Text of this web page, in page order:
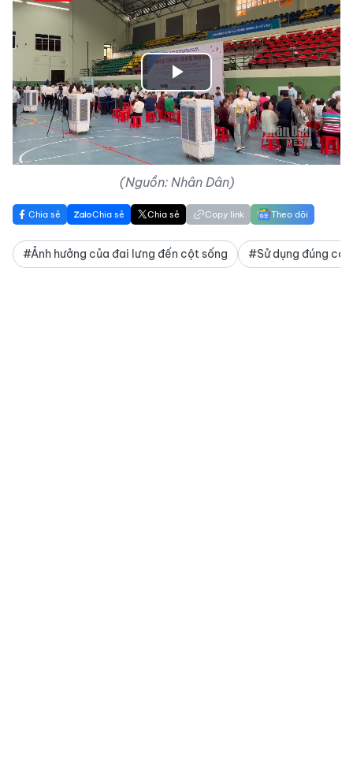
Play
Video
(Nguồn: Nhân Dân)
Chia sẻ Chia sẻ Chia sẻ Copy link Theo dõi
#Ảnh hưởng của đai lưng đến cột sống #Sử dụng đúng